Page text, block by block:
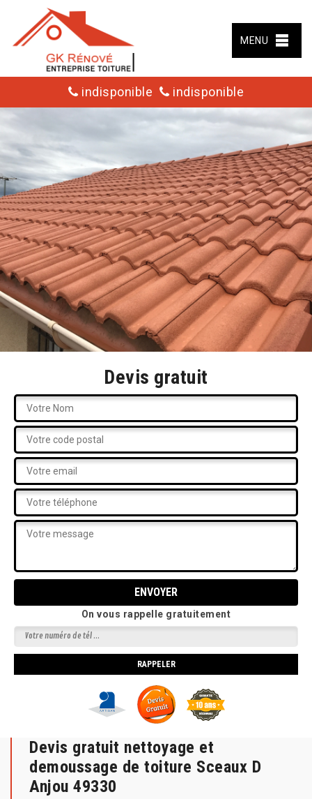
MENU
indisponible indisponible
Devis gratuit
On vous rappelle gratuitement
Devis gratuit nettoyage et
demoussage de toiture Sceaux D
Anjou 49330